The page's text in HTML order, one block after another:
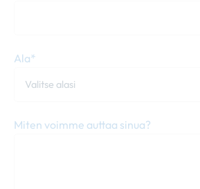
Ala*
Miten voimme auttaa sinua?